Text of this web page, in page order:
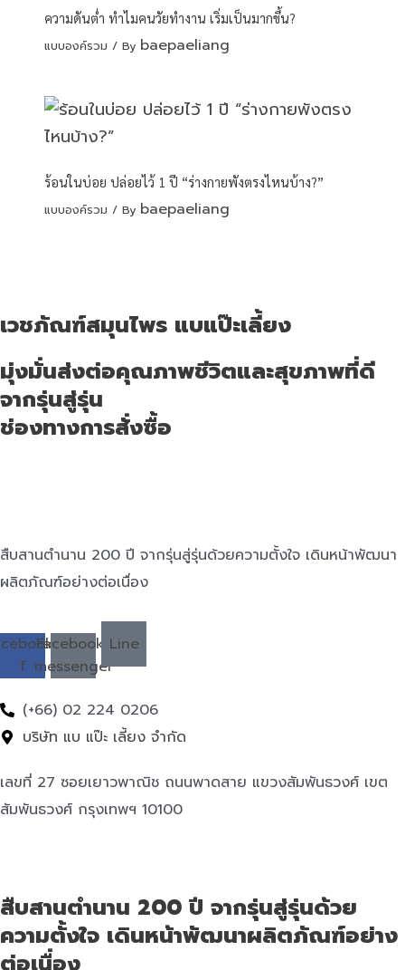
ความดันต่ำ ทำไมคนวัยทำงาน เริ่มเป็นมากขึ้น?
แบบองค์รวม / By baepaeliang
ร้อนในบ่อย ปล่อยไว้ 1 ปี “ร่างกายพังตรงไหนบ้าง?”
แบบองค์รวม / By baepaeliang
เวชภัณฑ์สมุนไพร แบแป๊ะเลี้ยง
มุ่งมั่นส่งต่อคุณภาพชีวิตและสุขภาพที่ดี
จากรุ่นสู่รุ่น
ช่องทางการสั่งซื้อ
สืบสานตำนาน 200 ปี จากรุ่นสู่รุ่นด้วยความตั้งใจ เดินหน้าพัฒนา
ผลิตภัณฑ์อย่างต่อเนื่อง
f
Facebook-
messenger
Line
(+66) 02 224 0206
บริษัท แบ แป๊ะ เลี้ยง จำกัด
เลขที่ 27 ซอยเยาวพาณิช ถนนพาดสาย แขวงสัมพันธวงศ์ เขต
สัมพันธวงศ์ กรุงเทพฯ 10100
สืบสานตำนาน 200 ปี จากรุ่นสู่รุ่นด้วย
ความตั้งใจ เดินหน้าพัฒนาผลิตภัณฑ์อย่าง
ต่อเนื่อง